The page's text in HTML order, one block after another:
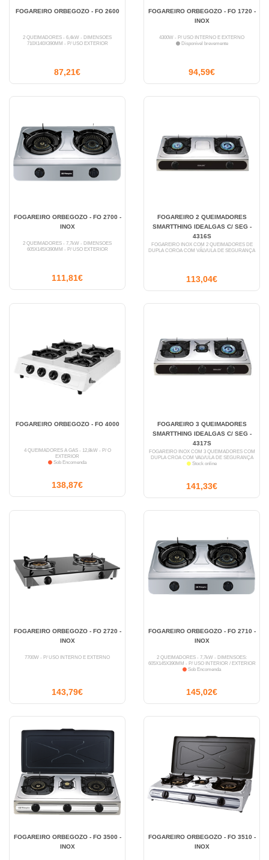
FOGAREIRO ORBEGOZO - FO 2600
2 QUEIMADORES - 6,4kW - DIMENSÕES
710X140X390MM - P/ USO EXTERIOR
87,21€
FOGAREIRO ORBEGOZO - FO 1720 -
INOX
4300W - P/ USO INTERNO E EXTERNO
Disponível brevemente
94,59€
FOGAREIRO ORBEGOZO - FO 2700 -
INOX
2 QUEIMADORES - 7,7kW - DIMENSÕES
605X145X390MM - P/ USO EXTERIOR
111,81€
FOGAREIRO 2 QUEIMADORES
SMARTTHING IDEALGAS C/ SEG -
4316S
FOGAREIRO INOX COM 2 QUEIMADORES DE
DUPLA COROA COM VÁLVULA DE SEGURANÇA
113,04€
FOGAREIRO ORBEGOZO - FO 4000
4 QUEIMADORES A GÁS - 12,8kW - P/ O
EXTERIOR
Sob Encomenda
138,87€
FOGAREIRO 3 QUEIMADORES
SMARTTHING IDEALGAS C/ SEG -
4317S
FOGAREIRO INOX COM 3 QUEIMADORES COM
DUPLA CROA COM VALVULA DE SEGURANÇA
Stock online
141,33€
FOGAREIRO ORBEGOZO - FO 2720 -
INOX
7700W - P/ USO INTERNO E EXTERNO
143,79€
FOGAREIRO ORBEGOZO - FO 2710 -
INOX
2 QUEIMADORES - 7,7kW - DIMENSÕES:
605X145X390MM - P/ USO INTERIOR / EXTERIOR
Sob Encomenda
145,02€
FOGAREIRO ORBEGOZO - FO 3500 -
INOX
FOGAREIRO ORBEGOZO - FO 3510 -
INOX